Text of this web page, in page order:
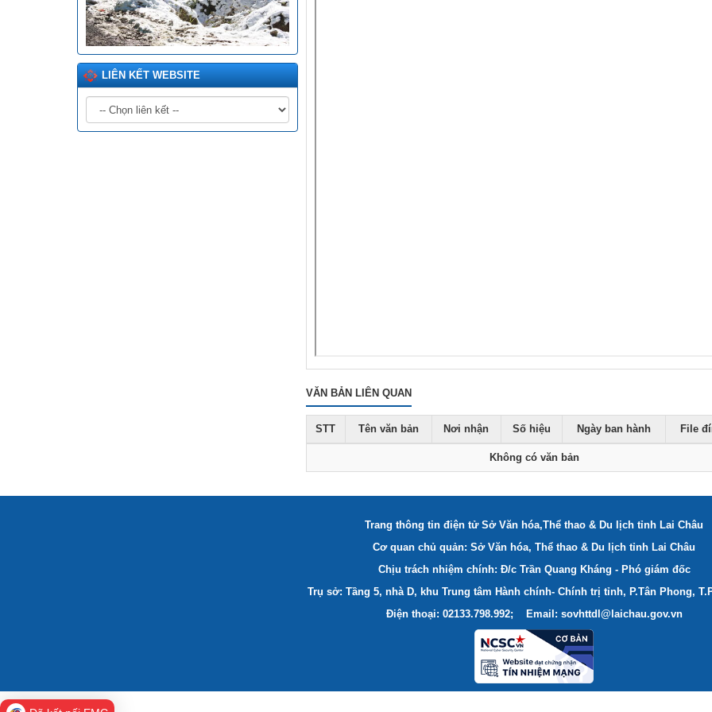
LIÊN KẾT WEBSITE
VĂN BẢN LIÊN QUAN
STT Tên văn bản Nơi nhận Số hiệu Ngày ban hành File
Không có văn bản
Trang thông tin điện tử Sở Văn hóa,Thể thao & Du lịch tỉnh Lai Châu
Cơ quan chủ quản: Sở Văn hóa, Thể thao & Du lịch tỉnh Lai Châu
Chịu trách nhiệm chính: Đ/c Trần Quang Kháng - Phó giám đốc
Trụ sở: Tầng 5, nhà D, khu Trung tâm Hành chính- Chính trị tỉnh, P.Tân Phong,
Điện thoại: 02133.798.992; Email: sovhttdl@laichau.gov.vn